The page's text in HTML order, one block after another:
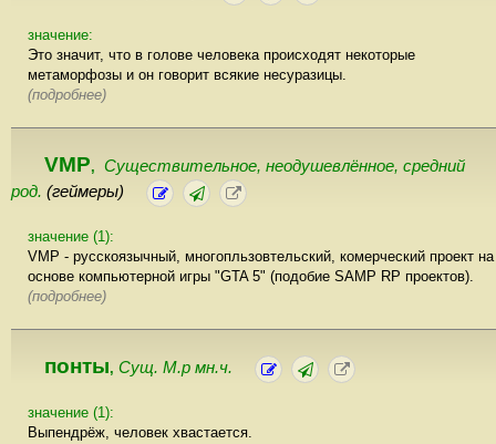
значение:
Это значит, что в голове человека происходят некоторые
метаморфозы и он говорит всякие несуразицы.
(подробнее)
VMP, Существительное, неодушевлённое, cредний
род. (геймеры)
значение (1):
VMP - русскоязычный, многопльзовтельский, комерческий проект на
основе компьютерной игры "GTA 5" (подобие SAMP RP проектов).
(подробнее)
понты, Сущ. М.р мн.ч.
значение (1):
Выпендрёж, человек хвастается.